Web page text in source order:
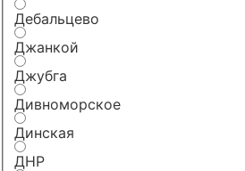
Дебальцево
Джанкой
Джубга
Дивноморское
Динская
ДНР